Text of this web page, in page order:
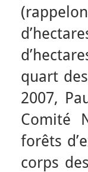
quart
2007,
Comité
forêts
corps